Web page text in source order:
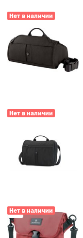
Нет в наличии
Нет в наличии
Нет в наличии